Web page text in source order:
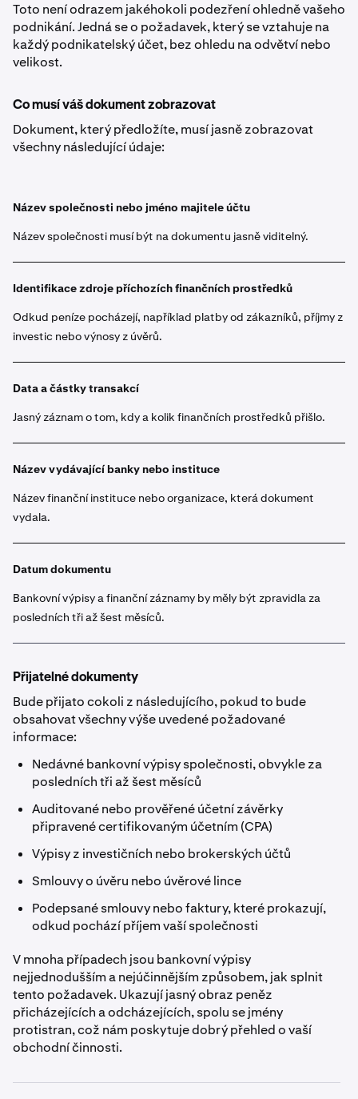
Toto není odrazem jakéhokoli podezření ohledně vašeho
podnikání. Jedná se o požadavek, který se vztahuje na
každý podnikatelský účet, bez ohledu na odvětví nebo
velikost.
Co musí váš dokument zobrazovat
Dokument, který předložíte, musí jasně zobrazovat
všechny následující údaje:
Název společnosti nebo jméno majitele účtu
Název společnosti musí být na dokumentu jasně viditelný.
Identifikace zdroje příchozích finančních prostředků
Odkud peníze pocházejí, například platby od zákazníků, příjmy z
investic nebo výnosy z úvěrů.
Data a částky transakcí
Jasný záznam o tom, kdy a kolik finančních prostředků přišlo.
Název vydávající banky nebo instituce
Název finanční instituce nebo organizace, která dokument
vydala.
Datum dokumentu
Bankovní výpisy a finanční záznamy by měly být zpravidla za
posledních tři až šest měsíců.
Přijatelné dokumenty
Bude přijato cokoli z následujícího, pokud to bude
obsahovat všechny výše uvedené požadované
informace:
Nedávné bankovní výpisy společnosti, obvykle za
posledních tři až šest měsíců
Auditované nebo prověřené účetní závěrky
připravené certifikovaným účetním (CPA)
Výpisy z investičních nebo brokerských účtů
Smlouvy o úvěru nebo úvěrové lince
Podepsané smlouvy nebo faktury, které prokazují,
odkud pochází příjem vaší společnosti
V mnoha případech jsou bankovní výpisy
nejjednodušším a nejúčinnějším způsobem, jak splnit
tento požadavek. Ukazují jasný obraz peněz
přicházejících a odcházejících, spolu se jmény
protistran, což nám poskytuje dobrý přehled o vaší
obchodní činnosti.